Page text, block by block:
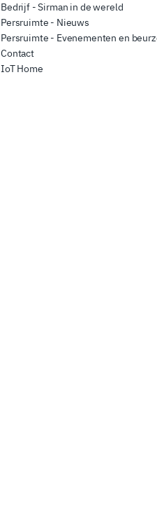
Bedrijf - Sirman in de wereld
Persruimte - Nieuws
Persruimte - Evenementen en
Contact
IoT Home